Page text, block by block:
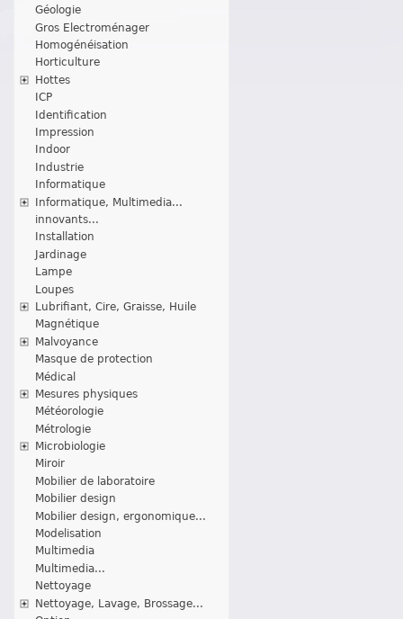
Géologie
Gros Electroménager
Homogénéisation
Horticulture
Hottes
ICP
Identification
Impression
Indoor
Industrie
Informatique
Informatique, Multimedia...
innovants...
Installation
Jardinage
Lampe
Loupes
Lubrifiant, Cire, Graisse, Huile
Magnétique
Malvoyance
Masque de protection
Médical
Mesures physiques
Météorologie
Métrologie
Microbiologie
Miroir
Mobilier de laboratoire
Mobilier design
Mobilier design, ergonomique...
Modelisation
Multimedia
Multimedia...
Nettoyage
Nettoyage, Lavage, Brossage...